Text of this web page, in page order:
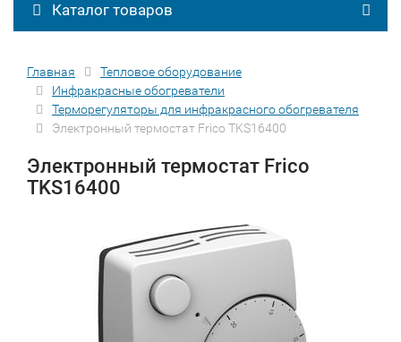
Каталог товаров
Главная
Тепловое оборудование
Инфракрасные обогреватели
Терморегуляторы для инфракрасного обогревателя
Электронный термостат Frico ТKS16400
Электронный термостат Frico
ТKS16400